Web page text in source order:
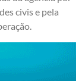
civis e pela